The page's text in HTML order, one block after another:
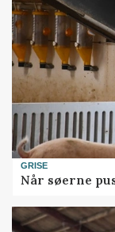
GRISE
Når søerne